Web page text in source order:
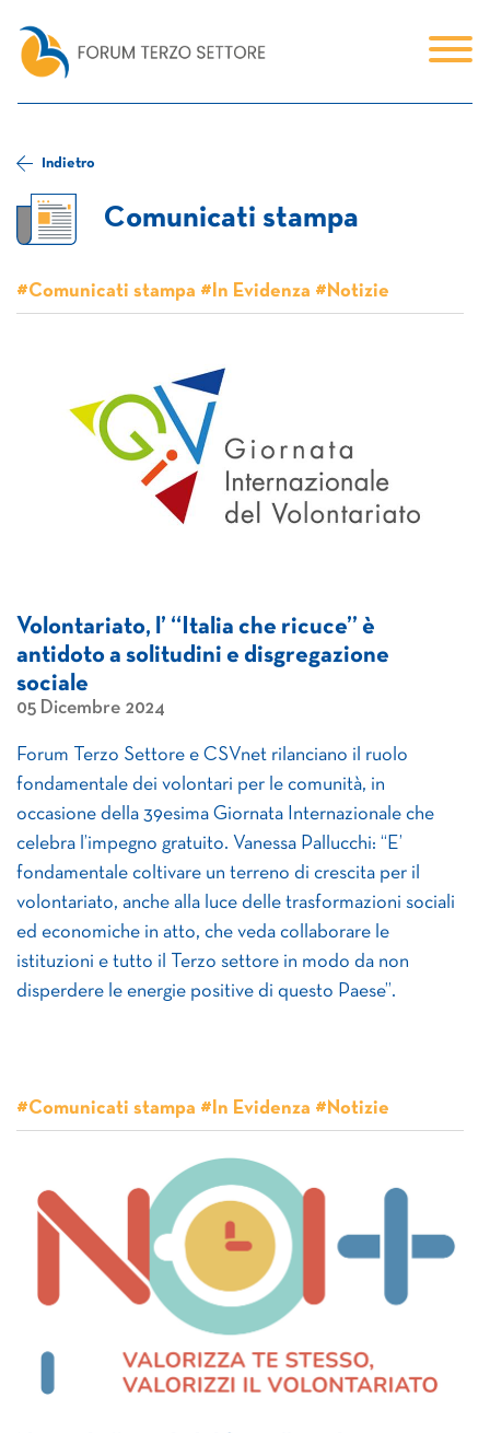
Indietro
Comunicati stampa
#Comunicati stampa #In Evidenza #Notizie
Volontariato, l’ “Italia che ricuce” è
antidoto a solitudini e disgregazione
sociale
05 Dicembre 2024
Forum Terzo Settore e CSVnet rilanciano il ruolo
fondamentale dei volontari per le comunità, in
occasione della 39esima Giornata Internazionale che
celebra l’impegno gratuito. Vanessa Pallucchi: “E’
fondamentale coltivare un terreno di crescita per il
volontariato, anche alla luce delle trasformazioni sociali
ed economiche in atto, che veda collaborare le
istituzioni e tutto il Terzo settore in modo da non
disperdere le energie positive di questo Paese”.
#Comunicati stampa #In Evidenza #Notizie